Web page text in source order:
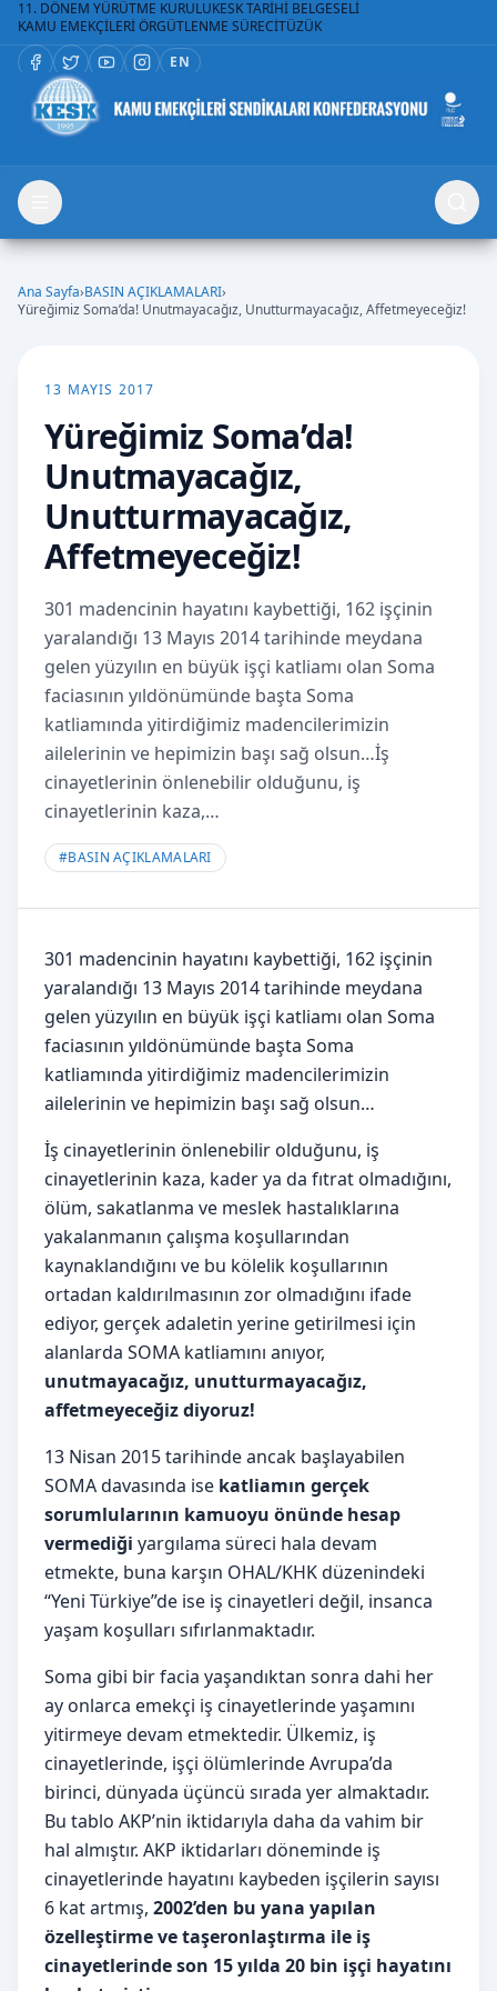
11. DÖNEM YÜRÜTME KURULUKESK TARİHİ BELGESELİ
KAMU EMEKÇİLERİ ÖRGÜTLENME SÜRECİTÜZÜK
EN
Ana Sayfa›BASIN AÇIKLAMALARI›
Yüreğimiz Soma’da! Unutmayacağız, Unutturmayacağız, Affetmeyeceğiz!
13 MAYIS 2017
Yüreğimiz Soma’da!
Unutmayacağız,
Unutturmayacağız,
Affetmeyeceğiz!
301 madencinin hayatını kaybettiği, 162 işçinin
yaralandığı 13 Mayıs 2014 tarihinde meydana
gelen yüzyılın en büyük işçi katliamı olan Soma
faciasının yıldönümünde başta Soma
katliamında yitirdiğimiz madencilerimizin
ailelerinin ve hepimizin başı sağ olsun…İş
cinayetlerinin önlenebilir olduğunu, iş
cinayetlerinin kaza,…
#BASIN AÇIKLAMALARI
301 madencinin hayatını kaybettiği, 162 işçinin
yaralandığı 13 Mayıs 2014 tarihinde meydana
gelen yüzyılın en büyük işçi katliamı olan Soma
faciasının yıldönümünde başta Soma
katliamında yitirdiğimiz madencilerimizin
ailelerinin ve hepimizin başı sağ olsun…
İş cinayetlerinin önlenebilir olduğunu, iş
cinayetlerinin kaza, kader ya da fıtrat olmadığını,
ölüm, sakatlanma ve meslek hastalıklarına
yakalanmanın çalışma koşullarından
kaynaklandığını ve bu kölelik koşullarının
ortadan kaldırılmasının zor olmadığını ifade
ediyor, gerçek adaletin yerine getirilmesi için
alanlarda SOMA katliamını anıyor,
unutmayacağız, unutturmayacağız,
affetmeyeceğiz diyoruz!
13 Nisan 2015 tarihinde ancak başlayabilen
SOMA davasında ise katliamın gerçek
sorumlularının kamuoyu önünde hesap
vermediği yargılama süreci hala devam
etmekte, buna karşın OHAL/KHK düzenindeki
“Yeni Türkiye”de ise iş cinayetleri değil, insanca
yaşam koşulları sıfırlanmaktadır.
Soma gibi bir facia yaşandıktan sonra dahi her
ay onlarca emekçi iş cinayetlerinde yaşamını
yitirmeye devam etmektedir. Ülkemiz, iş
cinayetlerinde, işçi ölümlerinde Avrupa’da
birinci, dünyada üçüncü sırada yer almaktadır.
Bu tablo AKP’nin iktidarıyla daha da vahim bir
hal almıştır. AKP iktidarları döneminde iş
cinayetlerinde hayatını kaybeden işçilerin sayısı
6 kat artmış, 2002’den bu yana yapılan
özelleştirme ve taşeronlaştırma ile iş
cinayetlerinde son 15 yılda 20 bin işçi hayatını